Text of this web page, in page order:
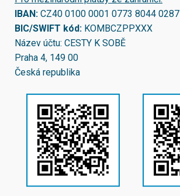
IBAN: CZ40 0100 0001 0773 8044 0287
BIC/SWIFT kód: KOMBCZPPXXX
Název účtu: CESTY K SOBĚ
Praha 4, 149 00
Česká republika